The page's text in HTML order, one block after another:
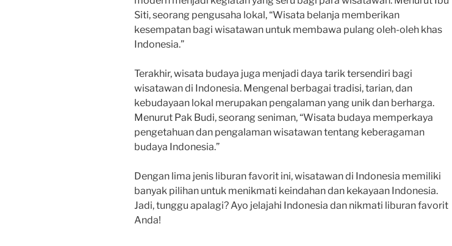
Siti, seorang pengusaha lokal, “Wisata belanja memberikan
kesempatan bagi wisatawan untuk membawa pulang oleh-oleh khas
Indonesia.”
Terakhir, wisata budaya juga menjadi daya tarik tersendiri bagi
wisatawan di Indonesia. Mengenal berbagai tradisi, tarian, dan
kebudayaan lokal merupakan pengalaman yang unik dan berharga.
Menurut Pak Budi, seorang seniman, “Wisata budaya memperkaya
pengetahuan dan pengalaman wisatawan tentang keberagaman
budaya Indonesia.”
Dengan lima jenis liburan favorit ini, wisatawan di Indonesia memiliki
banyak pilihan untuk menikmati keindahan dan kekayaan Indonesia.
Jadi, tunggu apalagi? Ayo jelajahi Indonesia dan nikmati liburan favorit
Anda!